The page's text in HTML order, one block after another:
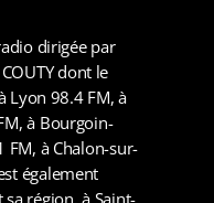
dirigée par
dont le
Lyon 98.4 FM, à
à Bourgoin-
FM, à Chalon-sur-
également
sa région, à Saint-